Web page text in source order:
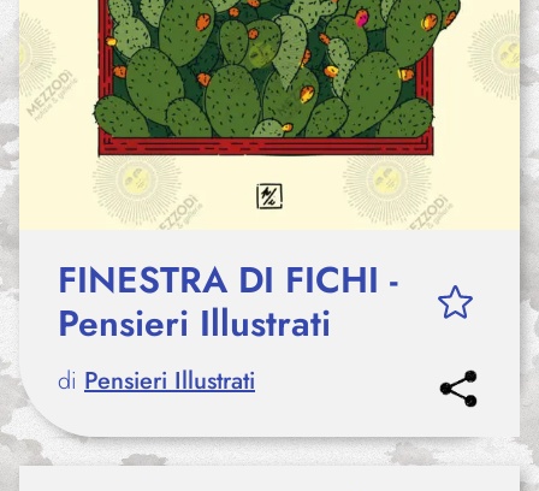
FINESTRA DI FICHI -
Pensieri Illustrati
di Pensieri Illustrati